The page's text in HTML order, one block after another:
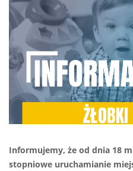
Informujemy, że od dnia 18
stopniowe uruchamianie